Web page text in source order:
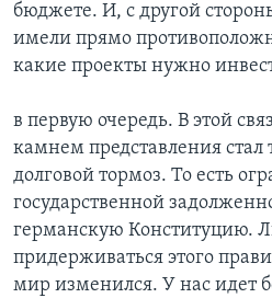
бюджете. И, с другой
имели прямо
какие проекты нужно
в первую очередь. В этой
камнем представления
долговой тормоз. То есть
государственной
германскую Конституцию.
придерживаться этого
мир изменился. У нас идет